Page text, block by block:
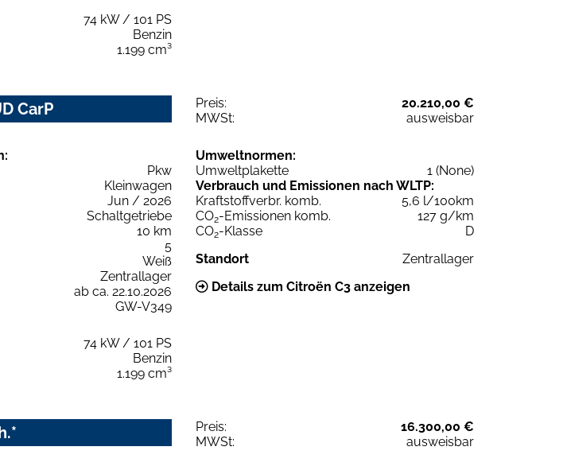
74 kW / 101 PS
Benzin
1.199 cm³
CarP Preis:
20.210,00 €
MWSt:
ausweisbar
Pkw
Kleinwagen
Jun / 2026
Schaltgetriebe
10 km
5
Weiß
Zentrallager
ab ca. 22.10.2026
GW-V349
74 kW / 101 PS
Benzin
1.199 cm³
Umweltnormen:
Umweltplakette
1 (None)
Verbrauch und Emissionen nach WLTP:
Kraftstoffverbr. komb.
5,6 l/100km
CO2-Emissionen komb.
127 g/km
CO2-Klasse
D
Standort
Zentrallager
Details zum Citroën C3 anzeigen
Preis:
16.300,00 €
MWSt:
ausweisbar